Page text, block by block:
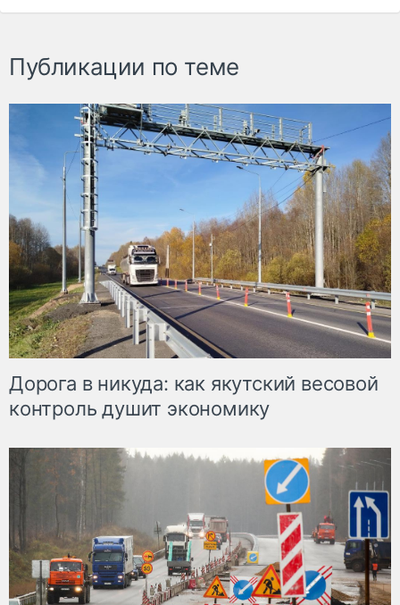
Публикации по теме
Дорога в никуда: как якутский весовой
контроль душит экономику